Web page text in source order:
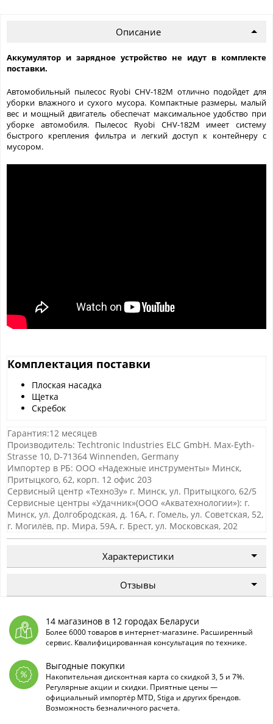
Описание
Аккумулятор и зарядное устройство не идут в комплекте
поставки.
Автомобильный пылесос Ryobi CHV-182M отлично подойдет для
уборки влажного и сухого мусора. Компактные размеры, малый
вес и мощный двигатель обеспечат максимальное удобство при
уборке автомобиля. Пылесос Ryobi CHV-182M имеет систему
быстрого крепления фильтра и легкий доступ к контейнеру с
мусором.
Комплектация поставки
Плоская насадка
Щетка
Скребок
Гарантия:12 месяцев
Производитель: Techtronic Industries ELC GmbH. Max-Eyth-
Strasse 10, D-71364 Winnenden, Germany
Импортер в РБ: ООО «Надежные инструменты» Минск,
Притыцкого, 62, корп. 12 офис 203
Сервисный центр «ТехноЗу» г. Минск, ул. Притыцкого, 62/5
Сервисные центры «Удачник»(ООО «Акватехнологии»): г.
Минск, ул. Долгобродская, д. 16А, г. Гомель, ул. Советская, 52,
г. Могилёв, пр. Мира, 59А, г. Брест, ул. Московская, 202
Характеристики
Отзывы
14 магазинов в 12 городах Беларуси
Более 6000 товаров в интернет-магазине. Расширенный
сервис. Квалифицированная консультация по технике.
Выгодные покупки
Накопительная дисконтная карта со скидкой 3, 5 и 7%.
Регулярные акции и скидки. Приятные цены —
официальный импортёр MTD, Stiga и других брендов.
Возможность безналичного расчета.